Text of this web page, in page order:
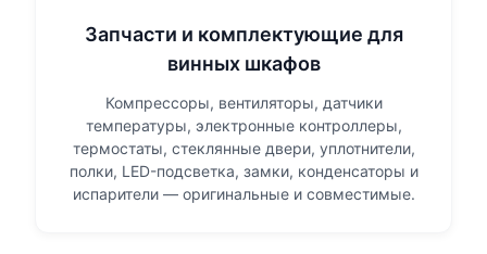
Запчасти и комплектующие для
винных шкафов
Компрессоры, вентиляторы, датчики
температуры, электронные контроллеры,
термостаты, стеклянные двери, уплотнители,
полки, LED-подсветка, замки, конденсаторы и
испарители — оригинальные и совместимые.